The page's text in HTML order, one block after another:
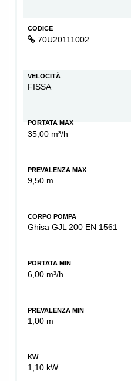
CODICE
70U20111002
VELOCITÀ
FISSA
PORTATA MAX
35,00 m³/h
PREVALENZA MAX
9,50 m
CORPO POMPA
Ghisa GJL 200 EN 1561
PORTATA MIN
6,00 m³/h
PREVALENZA MIN
1,00 m
KW
1,10 kW